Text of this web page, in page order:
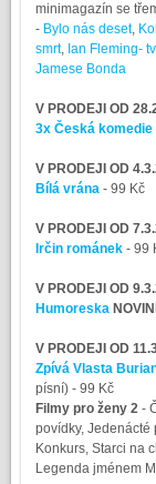
minimagazín se
- Bylo nás deset,
smrt, Ian Fleming-
Jamese Bonda
V PRODEJI OD
3x Česká komedie
V PRODEJI OD
Bílá vrána- 99 Kč
V PRODEJI OD
Irčin románek - 99
V PRODEJI OD
Humoreska
V PRODEJI OD
Zpívá Vlasta
písní) - 99 Kč
Filmy pro ženy 2-
povídky, Jedenácté
Konkurs, Starci na
Legenda jménem